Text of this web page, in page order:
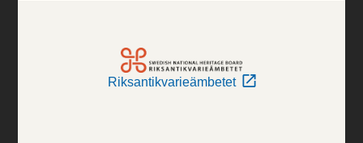
Riksantikvarieämbetet